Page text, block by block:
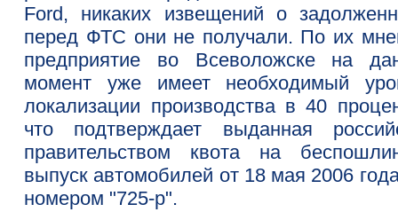
Ford, никаких извещений о
перед ФТС они не получали. По их
предприятие во Всеволожске на
момент уже имеет необходимый
локализации производства в 40
что подтверждает выданная
правительством квота на
выпуск автомобилей от 18 мая 2006
номером "725-р".